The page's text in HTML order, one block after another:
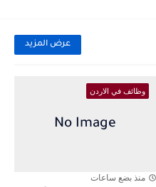
عرض المزيد
وظائف في الاردن
منذ بضع ساعات